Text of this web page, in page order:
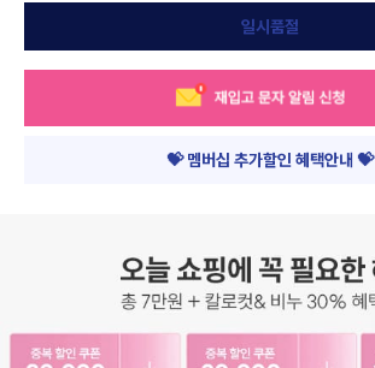
일시품절
💝 멤버십 추가할인 혜택안내 💝